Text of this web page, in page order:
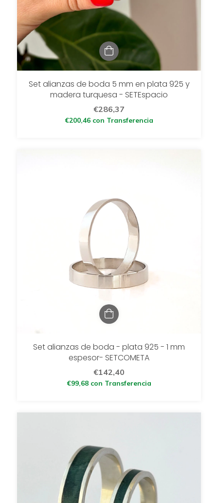
Set alianzas de boda 5 mm en plata 925 y
madera turquesa - SETEspacio
€286,37
€200,46 con Transferencia
Set alianzas de boda - plata 925 - 1 mm
espesor- SETCOMETA
€142,40
€99,68 con Transferencia